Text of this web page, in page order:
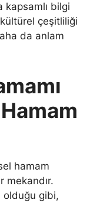
kapsamlı bilgi
kültürel çeşitliliği
da anlam
hamam
mekandır.
olduğu gibi,